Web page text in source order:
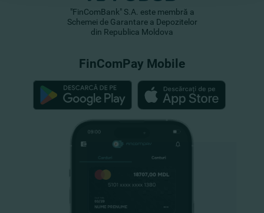
"FinComBank" S.A. este membră a
Schemei de Garantare a Depozitelor
din Republica Moldova
FinComPay Mobile